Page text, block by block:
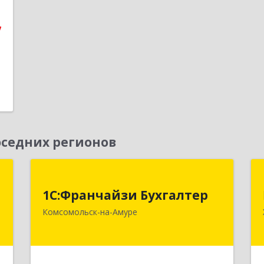
регионов
1С:Франчайзи Бухгалтер
Комсомольск-на-Амуре
681000, Хабаровский край,
Комсомольск-на-Амуре г,
оф.202